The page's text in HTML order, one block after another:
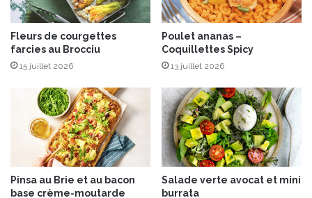
Fleurs de courgettes
farcies au Brocciu
15 juillet 2026
Poulet ananas –
Coquillettes Spicy
13 juillet 2026
Pinsa au Brie et au bacon
base crème-moutarde
Salade verte avocat et mini
burrata